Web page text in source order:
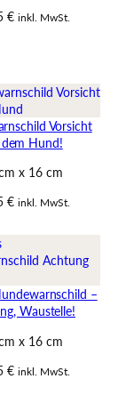
€ inkl. MwSt.
Vorsicht
Hund!
x 16 cm
€ inkl. MwSt.
–
Waustelle!
x 16 cm
€ inkl. MwSt.